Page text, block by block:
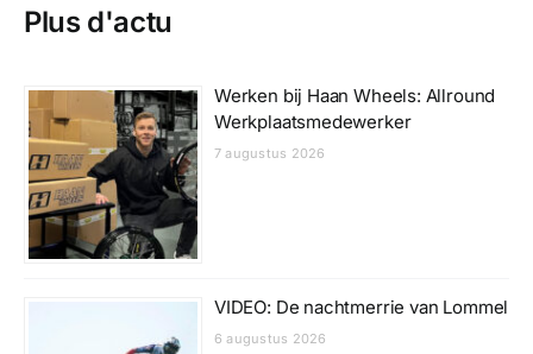
Plus d'actu
Werken bij Haan Wheels: Allround
Werkplaatsmedewerker
7 augustus 2026
VIDEO: De nachtmerrie van Lommel
6 augustus 2026